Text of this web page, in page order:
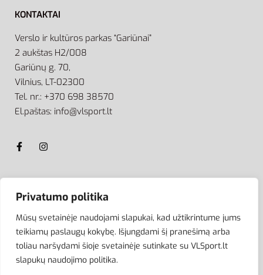
Privatumo politika
Mūsų svetainėje naudojami slapukai, kad užtikrintume jums
teikiamų paslaugų kokybę. Išjungdami šį pranešimą arba
toliau naršydami šioje svetainėje sutinkate su VLSport.lt
slapukų naudojimo politika.
KONTAKTAI
Verslo ir kultūros parkas “Gariūnai”
2 aukštas H2/008
Gariūnų g. 70,
Vilnius, LT-02300
Tel. nr.: +370 698 38570
El.paštas: info@vlsport.lt